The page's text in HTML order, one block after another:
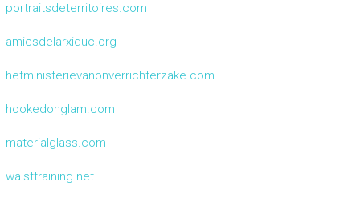
portraitsdeterritoires.com
amicsdelarxiduc.org
hetministerievanonverrichterzake.com
hookedonglam.com
materialglass.com
waisttraining.net